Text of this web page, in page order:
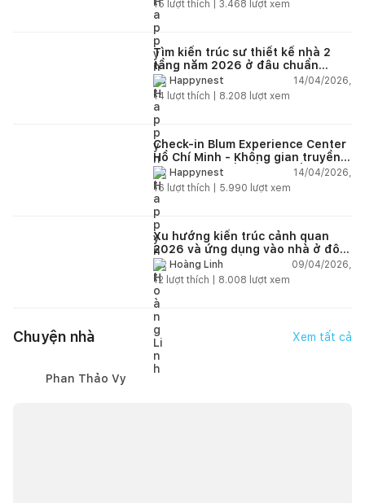
15 lượt thích | 3.468 lượt xem
Tìm kiến trúc sư thiết kế nhà 2
tầng năm 2026 ở đâu chuẩn
nhất?Happynest
14/04/2026,
14 lượt thích | 8.208 lượt xem
Check-in Blum Experience Center
Hồ Chí Minh - Không gian truyền
cảm hứng thiết kế nội thất
Happynest
14/04/2026,
16 lượt thích | 5.990 lượt xem
Xu hướng kiến trúc cảnh quan
2026 và ứng dụng vào nhà ở đô
thị hiện đại
Hoàng Linh
09/04/2026,
12 lượt thích | 8.008 lượt xem
Chuyện nhà Xem tất cả
Phan Thảo Vy